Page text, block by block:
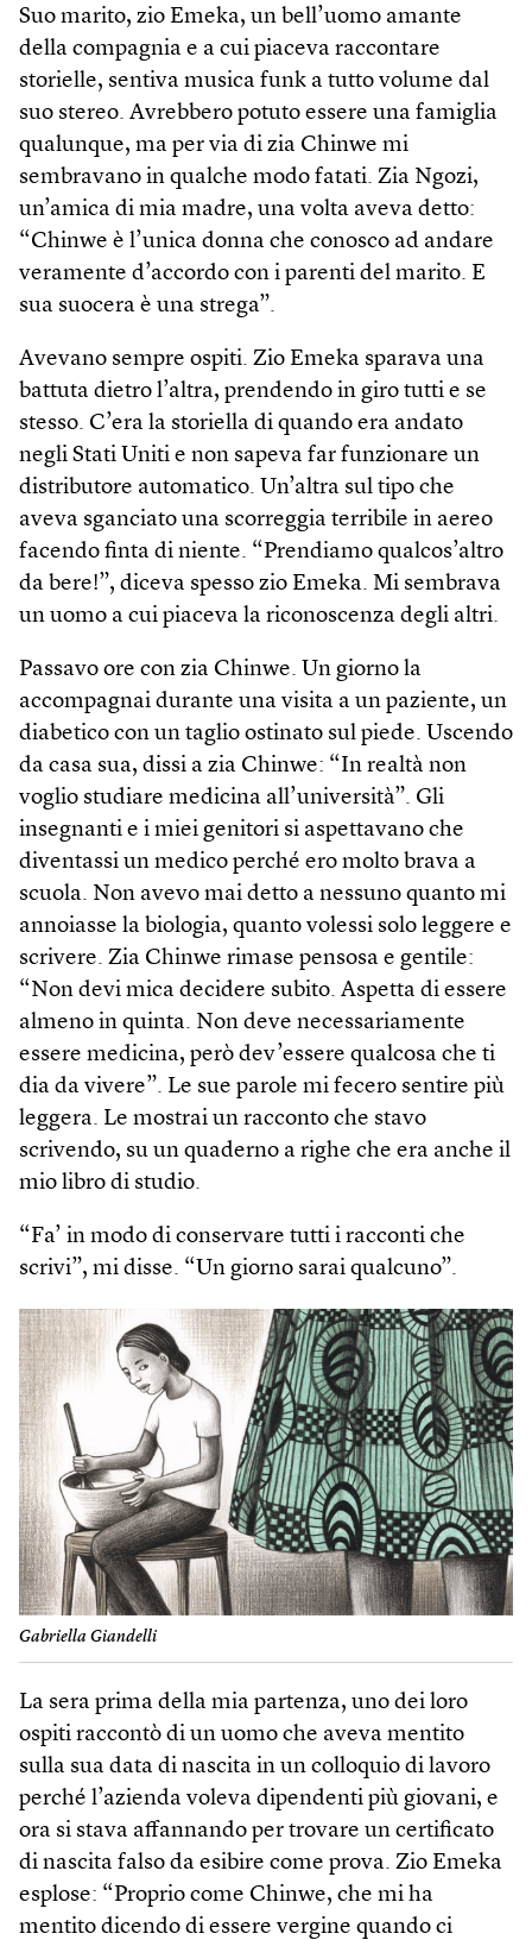
Suo marito, zio Emeka, un bell’uomo amante
della compagnia e a cui piaceva raccontare
storielle, sentiva musica funk a tutto volume dal
suo stereo. Avrebbero potuto essere una famiglia
qualunque, ma per via di zia Chinwe mi
sembravano in qualche modo fatati. Zia Ngozi,
un’amica di mia madre, una volta aveva detto:
“Chinwe è l’unica donna che conosco ad andare
veramente d’accordo con i parenti del marito. E
sua suocera è una strega”.
Avevano sempre ospiti. Zio Emeka sparava una
battuta dietro l’altra, prendendo in giro tutti e se
stesso. C’era la storiella di quando era andato
negli Stati Uniti e non sapeva far funzionare un
distributore automatico. Un’altra sul tipo che
aveva sganciato una scorreggia terribile in aereo
facendo finta di niente. “Prendiamo qualcos’altro
da bere!”, diceva spesso zio Emeka. Mi sembrava
un uomo a cui piaceva la riconoscenza degli altri.
Passavo ore con zia Chinwe. Un giorno la
accompagnai durante una visita a un paziente, un
diabetico con un taglio ostinato sul piede. Uscendo
da casa sua, dissi a zia Chinwe: “In realtà non
voglio studiare medicina all’università”. Gli
insegnanti e i miei genitori si aspettavano che
diventassi un medico perché ero molto brava a
scuola. Non avevo mai detto a nessuno quanto mi
annoiasse la biologia, quanto volessi solo leggere e
scrivere. Zia Chinwe rimase pensosa e gentile:
“Non devi mica decidere subito. Aspetta di essere
almeno in quinta. Non deve necessariamente
essere medicina, però dev’essere qualcosa che ti
dia da vivere”. Le sue parole mi fecero sentire più
leggera. Le mostrai un racconto che stavo
scrivendo, su un quaderno a righe che era anche il
mio libro di studio.
“Fa’ in modo di conservare tutti i racconti che
scrivi”, mi disse. “Un giorno sarai qualcuno”.
Gabriella Giandelli
La sera prima della mia partenza, uno dei loro
ospiti raccontò di un uomo che aveva mentito
sulla sua data di nascita in un colloquio di lavoro
perché l’azienda voleva dipendenti più giovani, e
ora si stava affannando per trovare un certificato
di nascita falso da esibire come prova. Zio Emeka
esplose: “Proprio come Chinwe, che mi ha
mentito dicendo di essere vergine quando ci